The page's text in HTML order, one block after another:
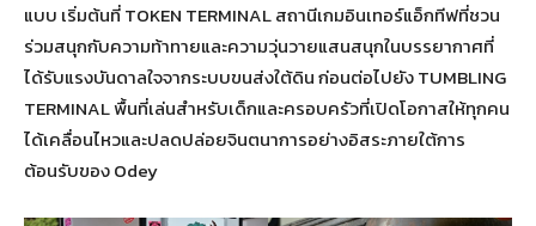
แบบ เริ่มต้นที่ TOKEN TERMINAL สถานีเกมอินเทอร์แอ็กทีฟที่ชวน
ร่วมสนุกกับความท้าทายและความวุ่นวายแสนสนุกในบรรยากาศที่
ได้รับแรงบันดาลใจจากระบบขนส่งใต้ดิน ก่อนต่อไปยัง TUMBLING
TERMINAL พื้นที่เล่นสำหรับเด็กและครอบครัวที่เปิดโอกาสให้ทุกคน
ได้เคลื่อนไหวและปลดปล่อยจินตนาการอย่างอิสระภายใต้การ
ต้อนรับของ Odey